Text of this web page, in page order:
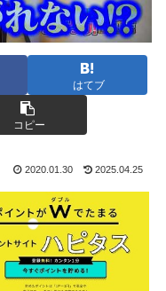
はてブ
コピー
2020.01.30 2025.04.25